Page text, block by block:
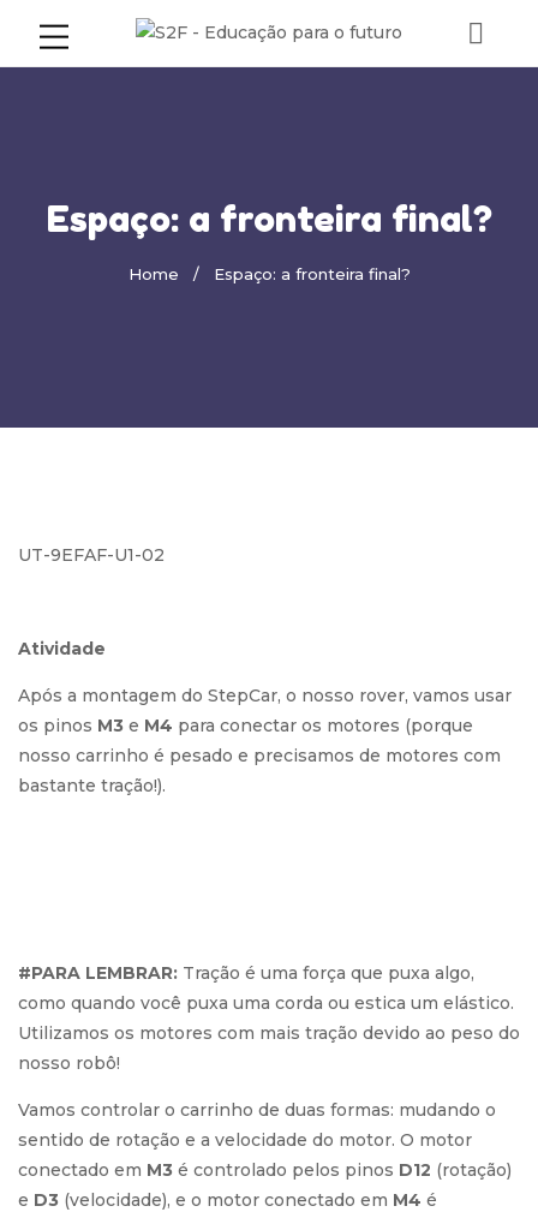
Espaço: a fronteira final?
Home Espaço: a fronteira final?
UT-9EFAF-U1-02
Atividade
Após a montagem do StepCar, o nosso rover, vamos usar
os pinos M3 e M4 para conectar os motores (porque
nosso carrinho é pesado e precisamos de motores com
bastante tração!).
#PARA LEMBRAR: Tração é uma força que puxa algo,
como quando você puxa uma corda ou estica um elástico.
Utilizamos os motores com mais tração devido ao peso do
nosso robô!
Vamos controlar o carrinho de duas formas: mudando o
sentido de rotação e a velocidade do motor. O motor
conectado em M3 é controlado pelos pinos D12 (rotação)
e D3 (velocidade), e o motor conectado em M4 é